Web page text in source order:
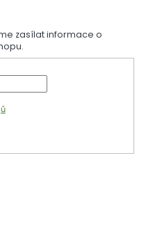
zasílat informace o